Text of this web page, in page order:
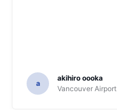
a
akihiro oooka
Vancouver Airport